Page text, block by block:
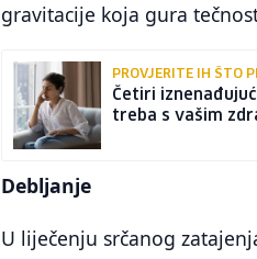
gravitacije koja gura
PROVJERITE IH ŠTO
Četiri
treba s vašim
Debljanje
U liječenju srčanog